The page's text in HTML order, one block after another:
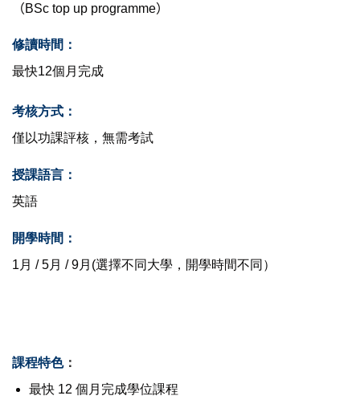
（BSc top up programme）
修讀時間：
最快12個月完成
考核方式：
僅以功課評核，無需考試
授課語言：
英語
開學時間：
1月 / 5月 / 9月(選擇不同大學，開學時間不同）
課程特色：
最快 12 個月完成學位課程